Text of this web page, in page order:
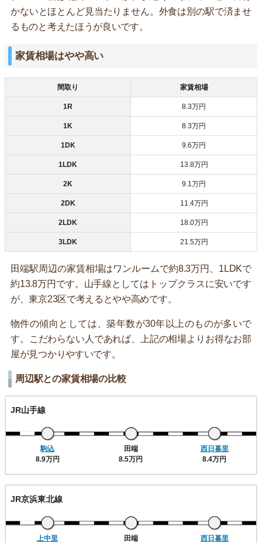
かないとほとんど見当たりません。外食は別の駅で済ませ
るものと考えたほうが良いです。
家賃相場はやや高い
間取り 家賃相場
1R 8.3万円
1K 8.3万円
1DK 9.6万円
1LDK 13.8万円
2K 9.1万円
2DK 11.4万円
2LDK 18.0万円
3LDK 21.5万円
田端駅周辺の家賃相場はワンルームで約8.3万円、1LDKで
約13.8万円です。山手線としてはトップクラスに安いです
が、東京23区で考えるとやや高めです。
物件の傾向としては、築年数が30年以上のものが多いで
す。こだわらない人であれば、上記の相場よりお得なお部
屋が見つかりやすいです。
周辺駅との家賃相場の比較
JR山手線
駒込
8.9万円
田端
8.5万円
西日暮里
8.4万円
JR京浜東北線
上中里
田端
西日暮里